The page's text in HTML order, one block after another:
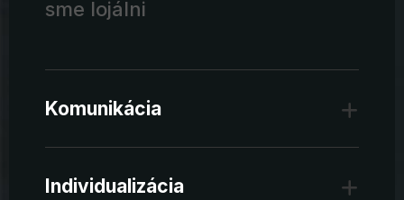
sme lojálni
Komunikácia
Individualizácia